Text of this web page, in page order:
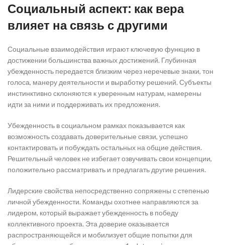
Социальный аспект: как вера
влияет на связь с другими
Социальные взаимодействия играют ключевую функцию в
достижении большинства важных достижений. Глубинная
убежденность передается близким через неречевые знаки, тон
голоса, манеру деятельности и выработку решений. Субъекты
инстинктивно склоняются к уверенным натурам, намерены
идти за ними и поддерживать их предложения.
Убежденность в социальном рамках показывается как
возможность создавать доверительные связи, успешно
контактировать и побуждать остальных на общие действия.
Решительный человек не избегает озвучивать свои концепции,
положительно рассматривать и предлагать другие решения.
Лидерские свойства непосредственно сопряжены с степенью
личной убежденности. Команды охотнее направляются за
лидером, который выражает убежденность в победу
коллективного проекта. Эта доверие оказывается
распространяющейся и мобилизует общие попытки для